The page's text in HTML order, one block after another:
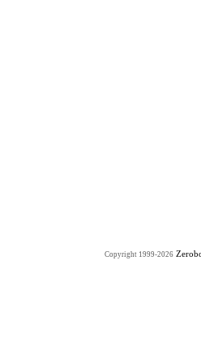
Copyright 1999-2026